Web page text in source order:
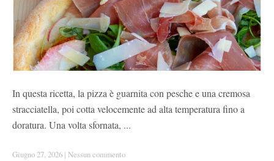
In questa ricetta, la pizza è guarnita con pesche e una cremosa
stracciatella, poi cotta velocemente ad alta temperatura fino a
doratura. Una volta sfornata, ...
Giugno 27, 2026 | Nessun commento